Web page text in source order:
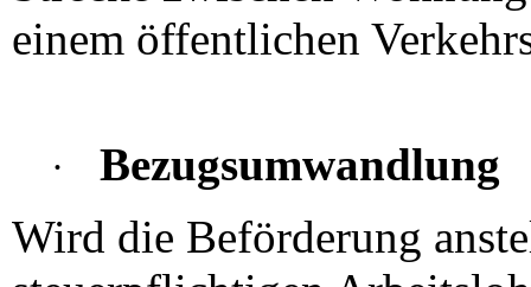
einem öffentlichen
·
Bezugsumwandlung
Wird die Beförderung